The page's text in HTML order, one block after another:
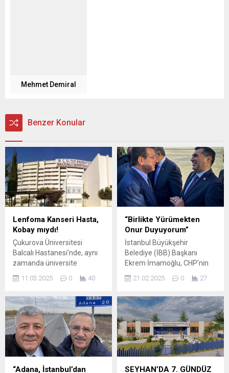
Mehmet Demiral
Benzer Konular
Lenfoma Kanseri Hasta,
Kobay mıydı!
Çukurova Üniversitesi
Balcalı Hastanesi’nde, aynı
zamanda üniversite
personeli olan lenfoma
kanseri bir hastaya Sağlık
olmayan ilaçlar verilerek
ölümüne yol açıldığı
gerekçesiyle suç
duyurusunda bulunuldu.
Mikail Radar adlı hastanın bir
süre hastanenin onkoloji
bölümünde kemoterapi
11.03.2025 0 40
“Birlikte Yürümekten
Onur Duyuyorum”
İstanbul Büyükşehir
Belediye (İBB) Başkanı
Ekrem İmamoğlu, CHP’nin
bir sonraki seçimde
göstereceği cumhurbaşkanı
düzenlenecek ön seçime
girmek için avukatı
aracılığıyla başvuru yaptı.
CHP Adana İl Başkanı Anıl
Tanburoğlu, İmamoğlu’nun
başvurusu sonrasında şu
ifadelerde bulundu:
21.02.2025 0 27
“Adana, İstanbul’dan
SEYHAN’DA 7. GÜNDÜZ